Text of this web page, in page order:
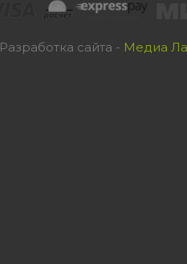
Разработка сайта - Медиа